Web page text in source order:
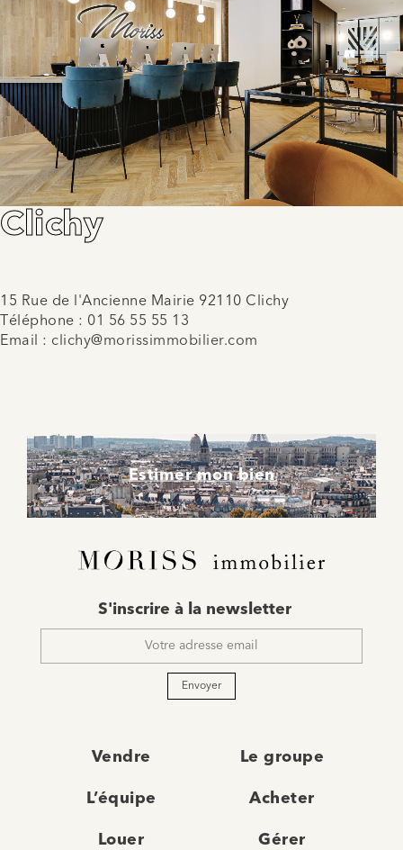
Clichy
15 Rue de l'Ancienne Mairie 92110 Clichy
Téléphone : 01 56 55 55 13
Email : clichy@morissimmobilier.com
Estimer mon bien
mail
S'inscrire à la newsletter
Envoyer
Vendre Le groupe
L’équipe Acheter
Louer Gérer